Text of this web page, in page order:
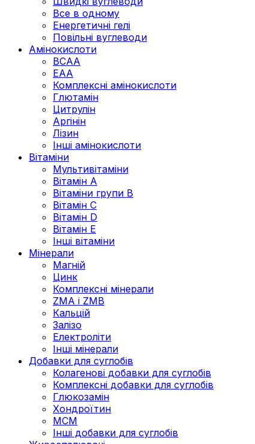
Все в одному
Енергетичні гелі
Повільні вуглеводи
Амінокислоти
BCAA
EAA
Комплексні амінокислоти
Глютамін
Цитрулін
Аргінін
Лізин
Інші амінокислоти
Вітаміни
Мультивітаміни
Вітамін А
Вітаміни групи В
Вітамін C
Вітамін D
Вітамін Е
Інші вітаміни
Мінерали
Магній
Цинк
Комплексні мінерали
ZMA і ZMB
Кальцій
Залізо
Електроліти
Інші мінерали
Добавки для суглобів
Колагенові добавки для суглобів
Комплексні добавки для суглобів
Глюкозамін
Хондроїтин
МСМ
Інші добавки для суглобів